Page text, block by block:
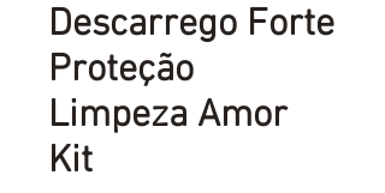
Descarrego Forte
Proteção
Limpeza Amor
Kit